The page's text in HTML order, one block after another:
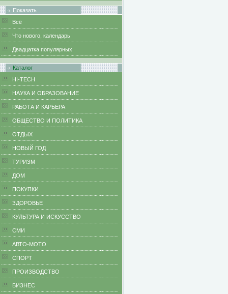
Показать
Всё
Что нового, календарь
Двадцатка популярных
Каталог
HI-TECH
НАУКА И ОБРАЗОВАНИЕ
РАБОТА И КАРЬЕРА
ОБЩЕСТВО И ПОЛИТИКА
ОТДЫХ
НОВЫЙ ГОД
ТУРИЗМ
ДОМ
ПОКУПКИ
ЗДОРОВЬЕ
КУЛЬТУРА И ИСКУССТВО
СМИ
АВТО-МОТО
СПОРТ
ПРОИЗВОДСТВО
БИЗНЕС